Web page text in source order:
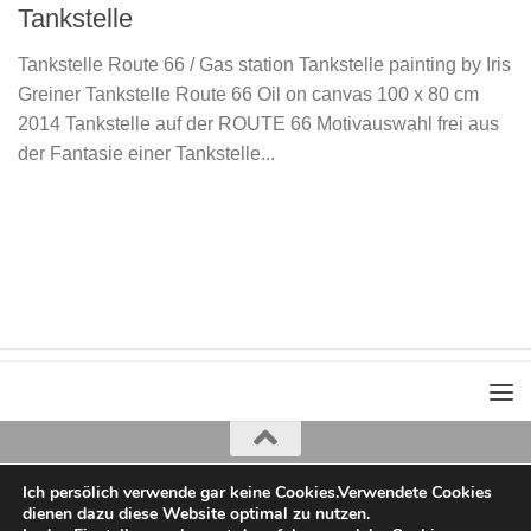
Tankstelle
Tankstelle Route 66 / Gas station Tankstelle painting by Iris
Greiner Tankstelle Route 66 Oil on canvas 100 x 80 cm
2014 Tankstelle auf der ROUTE 66 Motivauswahl frei aus
der Fantasie einer Tankstelle...
Iris Greiner
copyright 2022
Ich persölich verwende gar keine Cookies.Verwendete Cookies
dienen dazu diese Website optimal zu nutzen.